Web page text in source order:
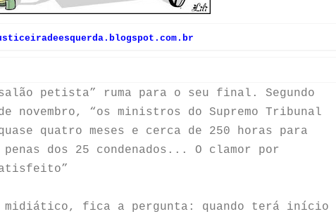
petista” ruma para o seu final. Segundo
novembro, “os ministros do Supremo Tribunal
quatro meses e cerca de 250 horas para
dos 25 condenados... O clamor por
midiático, fica a pergunta: quando terá início